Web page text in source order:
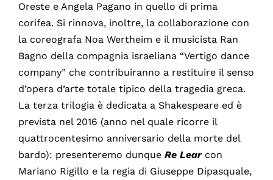
Oreste e Angela Pagano in quello di prima
corifea. Si rinnova, inoltre, la collaborazione con
la coreografa Noa Wertheim e il musicista Ran
Bagno della compagnia israeliana “Vertigo dance
company” che contribuiranno a restituire il senso
d’opera d’arte totale tipico della tragedia greca.
La terza trilogia è dedicata a Shakespeare ed è
prevista nel 2016 (anno nel quale ricorre il
quattrocentesimo anniversario della morte del
bardo): presenteremo dunque Re Lear con
Mariano Rigillo e la regia di Giuseppe Dipasquale,